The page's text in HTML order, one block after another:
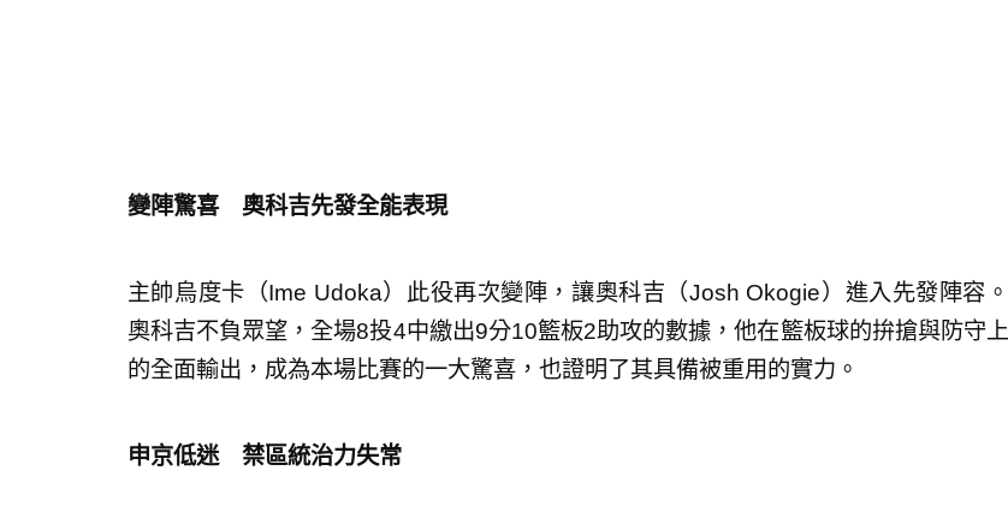
變陣驚喜 奧科吉先發全能表現
主帥烏度卡（Ime Udoka）此役再次變陣，讓奧科吉（Josh Okogie）進入先發陣容。
奧科吉不負眾望，全場8投4中繳出9分10籃板2助攻的數據，他在籃板球的拚搶與防守上
的全面輸出，成為本場比賽的一大驚喜，也證明了其具備被重用的實力。
申京低迷 禁區統治力失常